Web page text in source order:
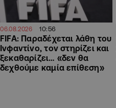
06.08.2026 10:56
FIFA: Παραδέχεται λάθη του
Ινφαντίνο, τον στηρίζει και
ξεκαθαρίζει… «δεν θα
δεχθούμε καμία επίθεση»